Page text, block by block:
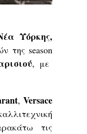
Υόρκης,
της season
, με
, Versace
τις